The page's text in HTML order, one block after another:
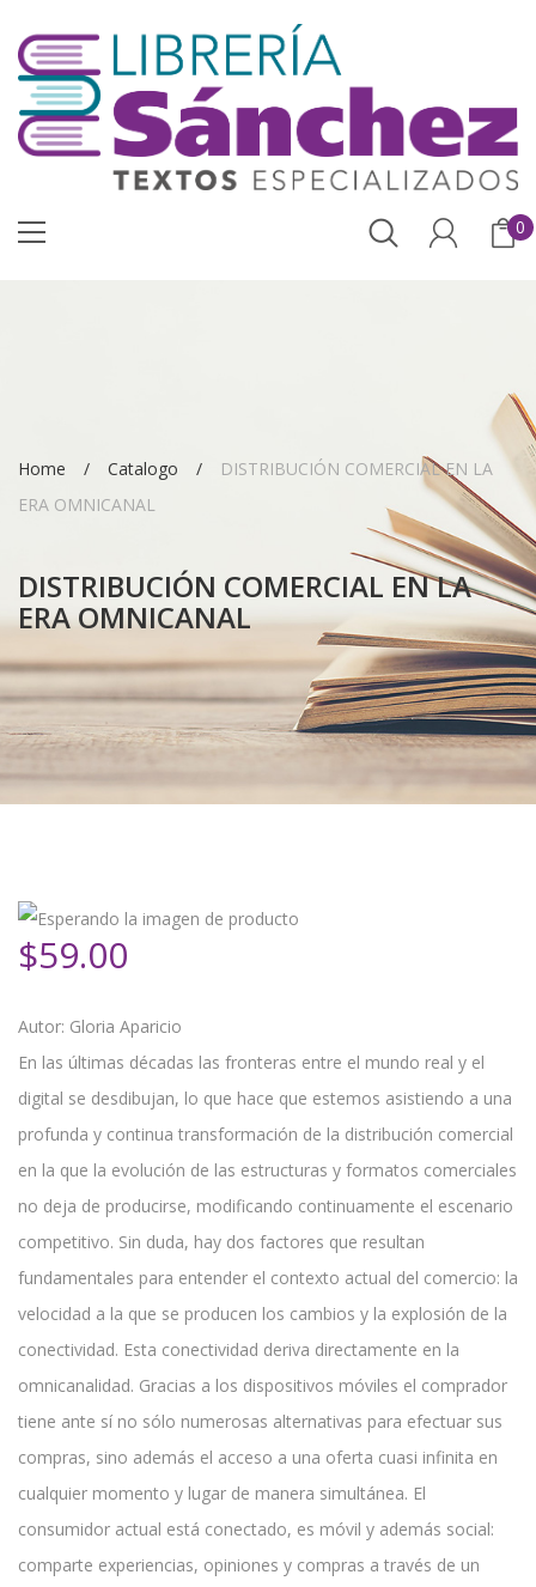
0
Home Catalogo
DISTRIBUCIÓN COMERCIAL EN LA
ERA OMNICANAL
DISTRIBUCIÓN COMERCIAL EN LA
ERA OMNICANAL
$59.00
Autor: Gloria Aparicio
En las últimas décadas las fronteras entre el mundo real y el
digital se desdibujan, lo que hace que estemos asistiendo a una
profunda y continua transformación de la distribución comercial
en la que la evolución de las estructuras y formatos comerciales
no deja de producirse, modificando continuamente el escenario
competitivo. Sin duda, hay dos factores que resultan
fundamentales para entender el contexto actual del comercio: la
velocidad a la que se producen los cambios y la explosión de la
conectividad. Esta conectividad deriva directamente en la
omnicanalidad. Gracias a los dispositivos móviles el comprador
tiene ante sí no sólo numerosas alternativas para efectuar sus
compras, sino además el acceso a una oferta cuasi infinita en
cualquier momento y lugar de manera simultánea. El
consumidor actual está conectado, es móvil y además social:
comparte experiencias, opiniones y compras a través de un